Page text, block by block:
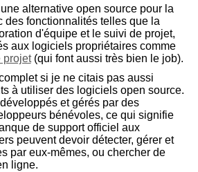
alternative open source pour la
des fonctionnalités telles que la
d'équipe et le suivi de projet,
aux logiciels propriétaires comme
projet(qui font aussi très bien le job).
si je ne citais pas aussi
à utiliser des logiciels open source.
et gérés par des
bénévoles, ce qui signifie
de support officiel aux
peuvent devoir détecter, gérer et
par eux-mêmes, ou chercher de
ligne.